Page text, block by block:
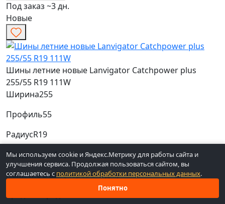
Под заказ ~3 дн.
Новые
Шины летние новые Lanvigator Catchpower plus
255/55 R19 111W
Ширина255
Профиль55
РадиусR19
Продажапо 1 шт.
Наличие3 шт. (через 3-5 дн.)
Средняя
Мы используем cookie и Яндекс.Метрику для работы сайта и
улучшения сервиса. Продолжая пользоваться сайтом, вы
соглашаетесь с политикой обработки персональных данных.
Понятно